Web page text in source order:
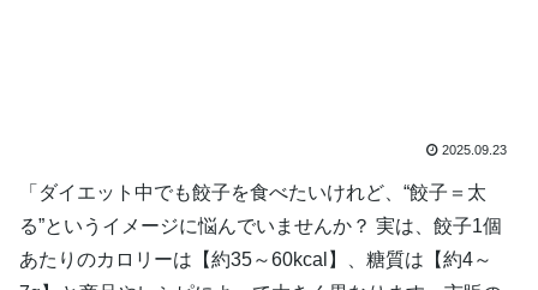
2025.09.23
「ダイエット中でも餃子を食べたいけれど、“餃子＝太
る”というイメージに悩んでいませんか？ 実は、餃子1個
あたりのカロリーは【約35～60kcal】、糖質は【約4～